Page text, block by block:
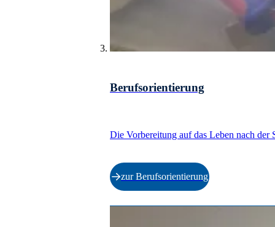
Berufsorientierung
Die Vorbereitung auf das Leben nach
zur Berufsorientierung